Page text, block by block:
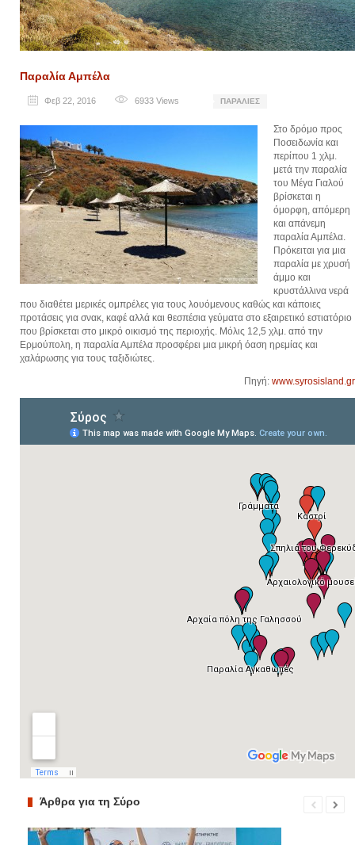
Παραλία Αμπέλα
Φεβ 22, 2016 6933 Views ΠΑΡΑΛΊΕΣ
Στο δρόμο προς
Ποσειδωνία και
περίπου 1 χλμ.
μετά την παραλία
του Μέγα Γιαλού
βρίσκεται η
όμορφη, απόμερη
και απάνεμη
παραλία Αμπέλα.
Πρόκειται για μια
παραλία με χρυσή
άμμο και
κρυστάλλινα νερά
που διαθέτει μερικές ομπρέλες για τους λουόμενους καθώς και κάποιες
προτάσεις για σνακ, καφέ αλλά και θεσπέσια γεύματα στο εξαιρετικό εστιατόριο
που βρίσκεται στο μικρό οικισμό της περιοχής. Μόλις 12,5 χλμ. από την
Ερμούπολη, η παραλία Αμπέλα προσφέρει μια μικρή όαση ηρεμίας και
χαλάρωσης για τους ταξιδιώτες.
Πηγή: www.syrosisland.gr
Άρθρα για τη Σύρο